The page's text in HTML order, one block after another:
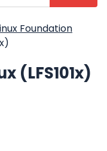
Foundation
(LFS101x)